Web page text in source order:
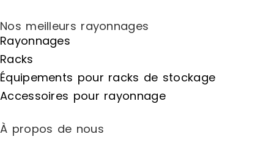
Nos meilleurs rayonnages
Rayonnages
Racks
Équipements pour racks de stockage
Accessoires pour rayonnage
À propos de nous